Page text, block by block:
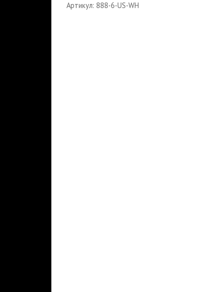
Артикул: 888-6-US-WH